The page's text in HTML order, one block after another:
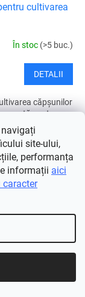
site-ului,
performanța
informații aici
caracter
cultivarea
În stoc (>5 buc.)
DETALII
căpșunilor
pentru